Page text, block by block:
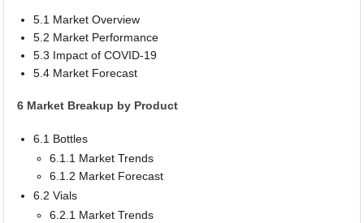
5.1 Market Overview
5.2 Market Performance
5.3 Impact of COVID-19
5.4 Market Forecast
6 Market Breakup by Product
6.1 Bottles
6.1.1 Market Trends
6.1.2 Market Forecast
6.2 Vials
6.2.1 Market Trends